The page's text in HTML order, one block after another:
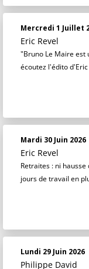
Mercredi 1 Juillet
Eric Revel
"Bruno Le Maire est
écoutez l'édito d'Eric
Mardi 30 Juin 2026
Eric Revel
Retraites : ni
jours de travail en
Lundi 29 Juin 2026
Philippe David